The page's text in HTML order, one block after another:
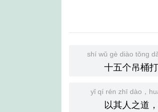
shí wǔ gè diào tǒng
十五个吊桶
yǐ qí rén zhī dào，
以其人之道